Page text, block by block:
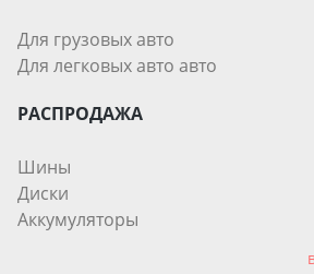
Для грузовых авто
Для легковых авто авто
РАСПРОДАЖА
Шины
Диски
Аккумуляторы